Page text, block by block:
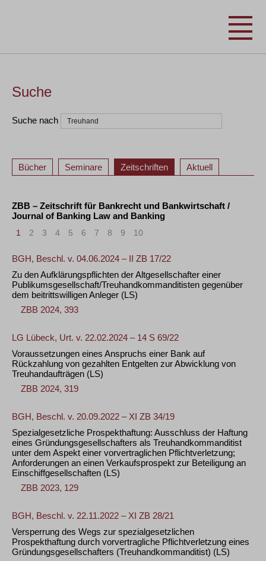
Suche
Suche nach
Bücher Seminare Zeitschriften Aktuell
ZBB – Zeitschrift für Bankrecht und Bankwirtschaft /
Journal of Banking Law and Banking
1 2 3 4 5 6 7 8 9 10
BGH, Beschl. v. 04.06.2024 – II ZB 17/22
Zu den Aufklärungspflichten der Altgesellschafter einer
Publikumsgesellschaft/Treuhandkommanditisten gegenüber
dem beitrittswilligen Anleger (LS)
ZBB 2024, 393
LG Lübeck, Urt. v. 22.02.2024 – 14 S 69/22
Voraussetzungen eines Anspruchs einer Bank auf
Rückzahlung von gezahlten Entgelten zur Abwicklung von
Treuhandaufträgen (LS)
ZBB 2024, 319
BGH, Beschl. v. 20.09.2022 – XI ZB 34/19
Spezialgesetzliche Prospekthaftung: Ausschluss der Haftung
eines Gründungsgesellschafters als Treuhandkommanditist
unter dem Aspekt einer vorvertraglichen Pflichtverletzung;
Anforderungen an einen Verkaufsprospekt zur Beteiligung an
Einschiffgesellschaften (LS)
ZBB 2023, 129
BGH, Beschl. v. 22.11.2022 – XI ZB 28/21
Versperrung des Wegs zur spezialgesetzlichen
Prospekthaftung durch vorvertragliche Pflichtverletzung eines
Gründungsgesellschafters (Treuhandkommanditist) (LS)